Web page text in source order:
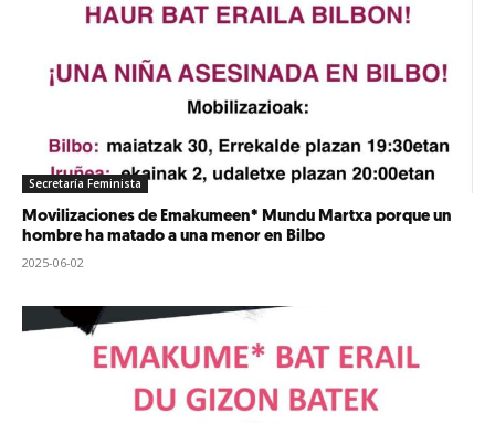
Secretaría Feminista
Movilizaciones de Emakumeen* Mundu Martxa porque un
hombre ha matado a una menor en Bilbo
2025-06-02